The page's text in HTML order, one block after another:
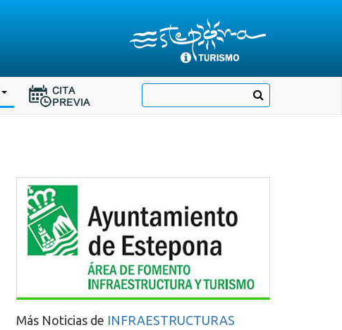
página
Buscar
Ir
a
Más Noticias de INFRAESTRUCTURAS